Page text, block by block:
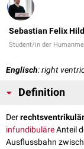
Sebastian Felix Hild
Student/in der
Englisch: right
Definition
Der
infundibuläreAnteil
Ausflussbahn